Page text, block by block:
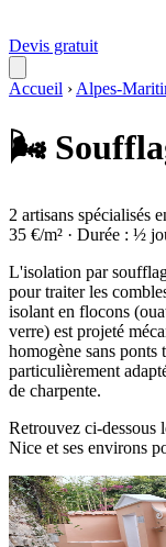
Devis gratuit
Accueil › Alpes-
🌬️
2 artisans spécialisés
35 €/m² · Durée : ½
L'isolation par
pour traiter les
isolant en flocons
verre) est projeté
homogène sans ponts
particulièrement
de charpente.
Retrouvez ci-dessous
Nice et ses environs